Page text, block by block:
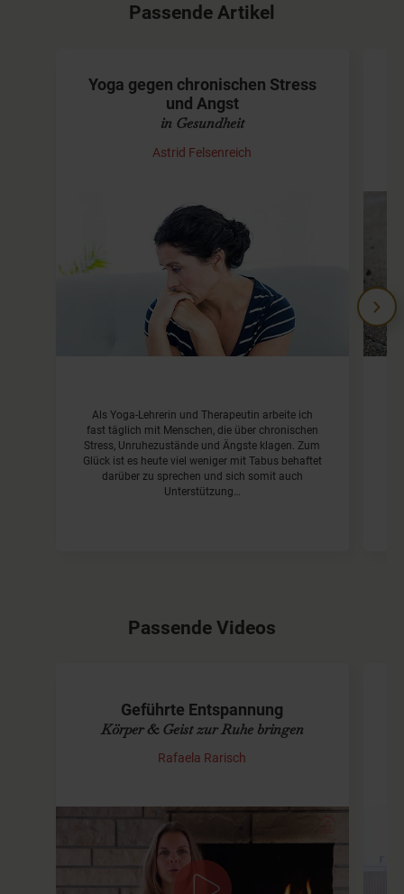
Passende Artikel
Yoga gegen chronischen Stress
und Angst
in Gesundheit
Astrid Felsenreich
Als Yoga-Lehrerin und Therapeutin arbeite ich
fast täglich mit Menschen, die über chronischen
Stress, Unruhezustände und Ängste klagen. Zum
Glück ist es heute viel weniger mit Tabus behaftet
darüber zu sprechen und sich somit auch
Unterstützung…
Passende Videos
Geführte Entspannung
Körper & Geist zur Ruhe bringen
Rafaela Rarisch
Entschleunigen, Entspannen,
Ruhe finden